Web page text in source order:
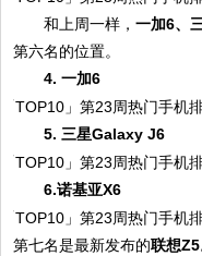
和上周一样，一加6、
第六名的位置。
4. 一加6
5. 三星Galaxy J6
6.诺基亚X6
第七名是最新发布的联想